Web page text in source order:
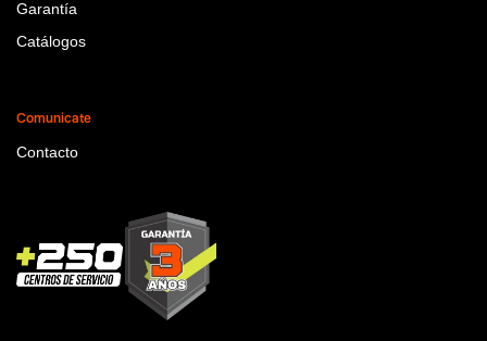
Garantía
Catálogos
Comunicate
Contacto